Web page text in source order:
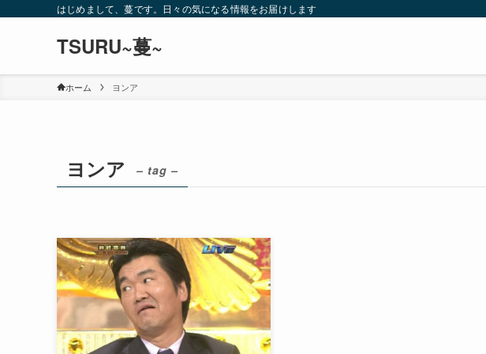
はじめまして、蔓です。日々の気になる情報をお届けします
TSURU~蔓~
ホーム ヨンア
ヨンア – tag –